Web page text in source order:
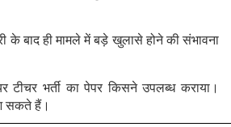
के बाद ही मामले में बड़े खुलासे होने की संभावना
टीचर भर्ती का पेपर किसने उपलब्ध कराया।
सकते हैं।